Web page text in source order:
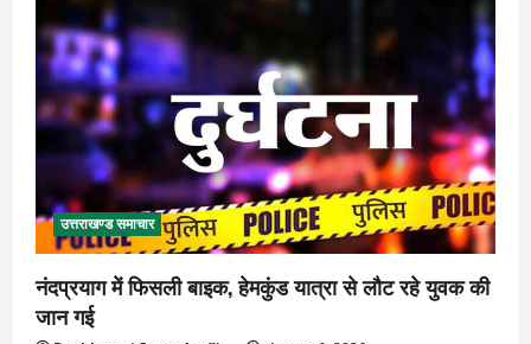
उत्तराखण्ड समाचार
नंदप्रयाग में फिसली बाइक, हेमकुंड यात्रा से लौट रहे युवक की
जान गई